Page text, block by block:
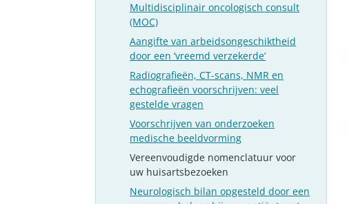
Multidisciplinair oncologisch consult
(MOC)
Aangifte van arbeidsongeschiktheid
door een ‘vreemd verzekerde’
Radiografieën, CT-scans, NMR en
echografieën voorschrijven: veel
gestelde vragen
Voorschrijven van onderzoeken
medische beeldvorming
Vereenvoudigde nomenclatuur voor
uw huisartsbezoeken
Neurologisch bilan opgesteld door een